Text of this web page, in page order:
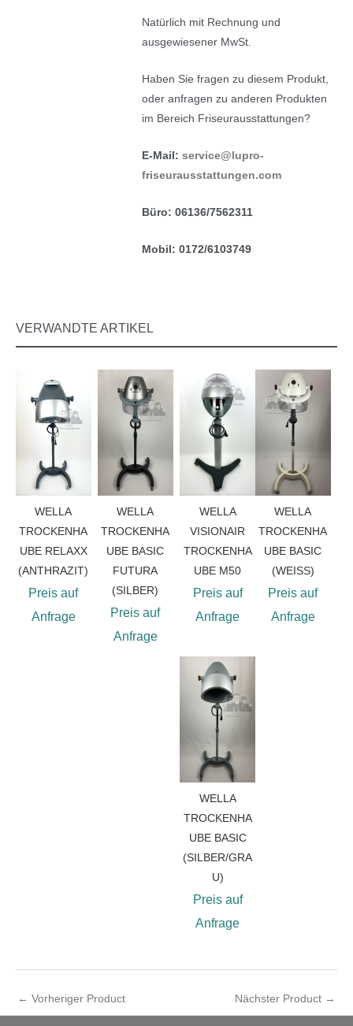
Natürlich mit Rechnung und
ausgewiesener MwSt.
Haben Sie fragen zu diesem Produkt,
oder anfragen zu anderen Produkten
im Bereich Friseurausstattungen?
E-Mail: service@lupro-
friseurausstattungen.com
Büro: 06136/7562311
Mobil: 0172/6103749
VERWANDTE ARTIKEL
WELLA
TROCKENHA
UBE RELAXX
(ANTHRAZIT)
Preis auf
Anfrage
WELLA
TROCKENHA
UBE BASIC
FUTURA
(SILBER)
Preis auf
Anfrage
WELLA
VISIONAIR
TROCKENHA
UBE M50
Preis auf
Anfrage
WELLA
TROCKENHA
UBE BASIC
(WEISS)
Preis auf
Anfrage
WELLA
TROCKENHA
UBE BASIC
(SILBER/GRA
U)
Preis auf
Anfrage
← Vorheriger Product Nächster Product →